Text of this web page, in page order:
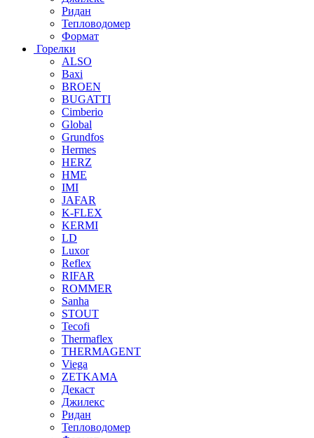
Ридан
Тепловодомер
Формат
Горелки
ALSO
Baxi
BROEN
BUGATTI
Cimberio
Global
Grundfos
Hermes
HERZ
HME
IMI
JAFAR
K-FLEX
KERMI
LD
Luxor
Reflex
RIFAR
ROMMER
Sanha
STOUT
Tecofi
Thermaflex
THERMAGENT
Viega
ZETKAMA
Декаст
Джилекс
Ридан
Тепловодомер